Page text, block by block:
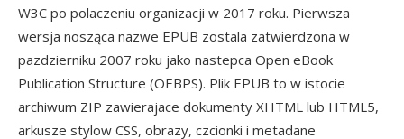
W3C po polaczeniu organizacji w 2017 roku. Pierwsza
wersja nosząca nazwe EPUB zostala zatwierdzona w
pazdzierniku 2007 roku jako nastepca Open eBook
Publication Structure (OEBPS). Plik EPUB to w istocie
archiwum ZIP zawierajace dokumenty XHTML lub HTML5,
arkusze stylow CSS, obrazy, czcionki i metadane